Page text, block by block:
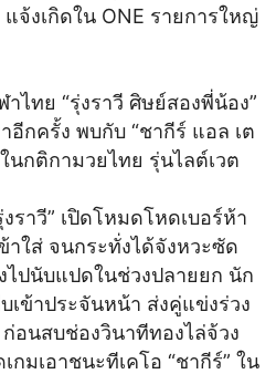
จ้งเกิดใน ONE รายการใหญ่
ไทย “รุ่งราวี ศิษย์สองพี่น้อง”
กครั้ง พบกับ “ชากีร์ แอล เต
นกติกามวยไทย รุ่นไลต์เวต
ราวี” เปิดโหมดโหดเบอร์ห้า
าใส่ จนกระทั่งได้จังหวะซัด
ไปนับแปดในช่วงปลายยก นัก
เข้าประจันหน้า ส่งคู่แข่งร่วง
อนสบช่องวินาทีทองไล่จ้วง
กมเอาชนะทีเคโอ “ชากีร์” ใน